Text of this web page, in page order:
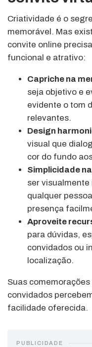
Criatividade é o
memorável. Mas
convite online
funcional e atrativo:
Capriche na
seja objetivo e
evidente o tom
relevantes.
Design
visual que
cor do fundo
Simplicidade
ser
qualquer
presença
Aproveite
para dúvidas,
convidados ou
localização.
Suas
convidados
facilidade oferecida.
PUBLICIDADE